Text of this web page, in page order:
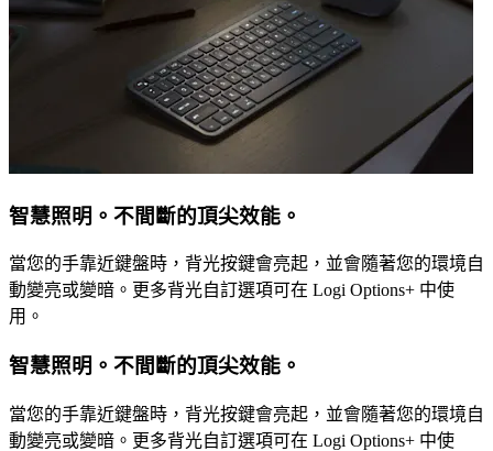
智慧照明。不間斷的頂尖效能。
當您的手靠近鍵盤時，背光按鍵會亮起，並會隨著您的環境自
動變亮或變暗。更多背光自訂選項可在 Logi Options+ 中使
用。
智慧照明。不間斷的頂尖效能。
當您的手靠近鍵盤時，背光按鍵會亮起，並會隨著您的環境自
動變亮或變暗。更多背光自訂選項可在 Logi Options+ 中使